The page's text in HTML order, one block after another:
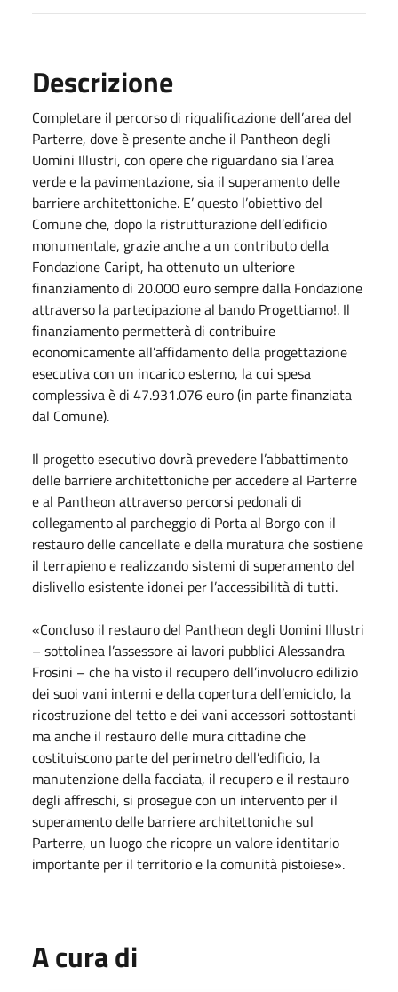
Descrizione
Completare il percorso di riqualificazione dell’area del
Parterre, dove è presente anche il Pantheon degli
Uomini Illustri, con opere che riguardano sia l’area
verde e la pavimentazione, sia il superamento delle
barriere architettoniche. E’ questo l’obiettivo del
Comune che, dopo la ristrutturazione dell’edificio
monumentale, grazie anche a un contributo della
Fondazione Caript, ha ottenuto un ulteriore
finanziamento di 20.000 euro sempre dalla Fondazione
attraverso la partecipazione al bando Progettiamo!. Il
finanziamento permetterà di contribuire
economicamente all’affidamento della progettazione
esecutiva con un incarico esterno, la cui spesa
complessiva è di 47.931.076 euro (in parte finanziata
dal Comune).
Il progetto esecutivo dovrà prevedere l’abbattimento
delle barriere architettoniche per accedere al Parterre
e al Pantheon attraverso percorsi pedonali di
collegamento al parcheggio di Porta al Borgo con il
restauro delle cancellate e della muratura che sostiene
il terrapieno e realizzando sistemi di superamento del
dislivello esistente idonei per l’accessibilità di tutti.
«Concluso il restauro del Pantheon degli Uomini Illustri
– sottolinea l’assessore ai lavori pubblici Alessandra
Frosini – che ha visto il recupero dell’involucro edilizio
dei suoi vani interni e della copertura dell’emiciclo, la
ricostruzione del tetto e dei vani accessori sottostanti
ma anche il restauro delle mura cittadine che
costituiscono parte del perimetro dell’edificio, la
manutenzione della facciata, il recupero e il restauro
degli affreschi, si prosegue con un intervento per il
superamento delle barriere architettoniche sul
Parterre, un luogo che ricopre un valore identitario
importante per il territorio e la comunità pistoiese».
A cura di